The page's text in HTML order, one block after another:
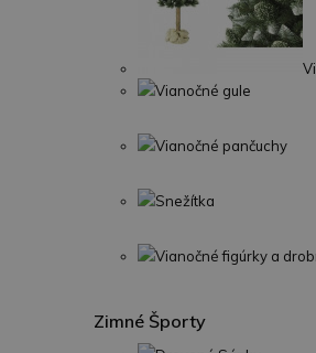
Vianočné gule
Vianočné pančuchy
Snežítka
Vianočné figúrky a
Zimné Športy